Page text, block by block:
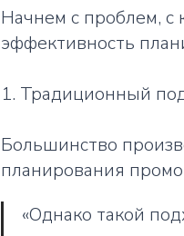
Начнем с проблем, с
эффективность
1. Традиционный
Большинство
планирования
«Однако такой